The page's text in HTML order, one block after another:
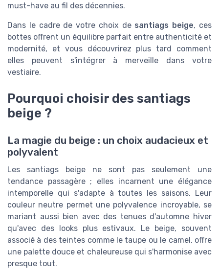
must-have au fil des décennies.
Dans le cadre de votre choix de santiags beige, ces
bottes offrent un équilibre parfait entre authenticité et
modernité, et vous découvrirez plus tard comment
elles peuvent s'intégrer à merveille dans votre
vestiaire.
Pourquoi choisir des santiags
beige ?
La magie du beige : un choix audacieux et
polyvalent
Les santiags beige ne sont pas seulement une
tendance passagère ; elles incarnent une élégance
intemporelle qui s'adapte à toutes les saisons. Leur
couleur neutre permet une polyvalence incroyable, se
mariant aussi bien avec des tenues d'automne hiver
qu'avec des looks plus estivaux. Le beige, souvent
associé à des teintes comme le taupe ou le camel, offre
une palette douce et chaleureuse qui s'harmonise avec
presque tout.